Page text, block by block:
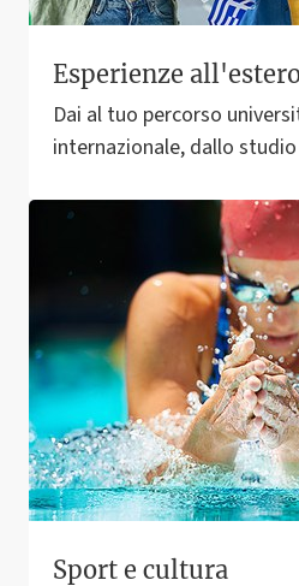
Esperienze
Dai al tuo percorso
internazionale, dallo
Sport e cultura